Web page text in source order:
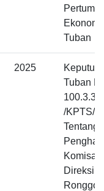
Tuban
2025
Tuban
/KPTS/
Tentang
Direksi